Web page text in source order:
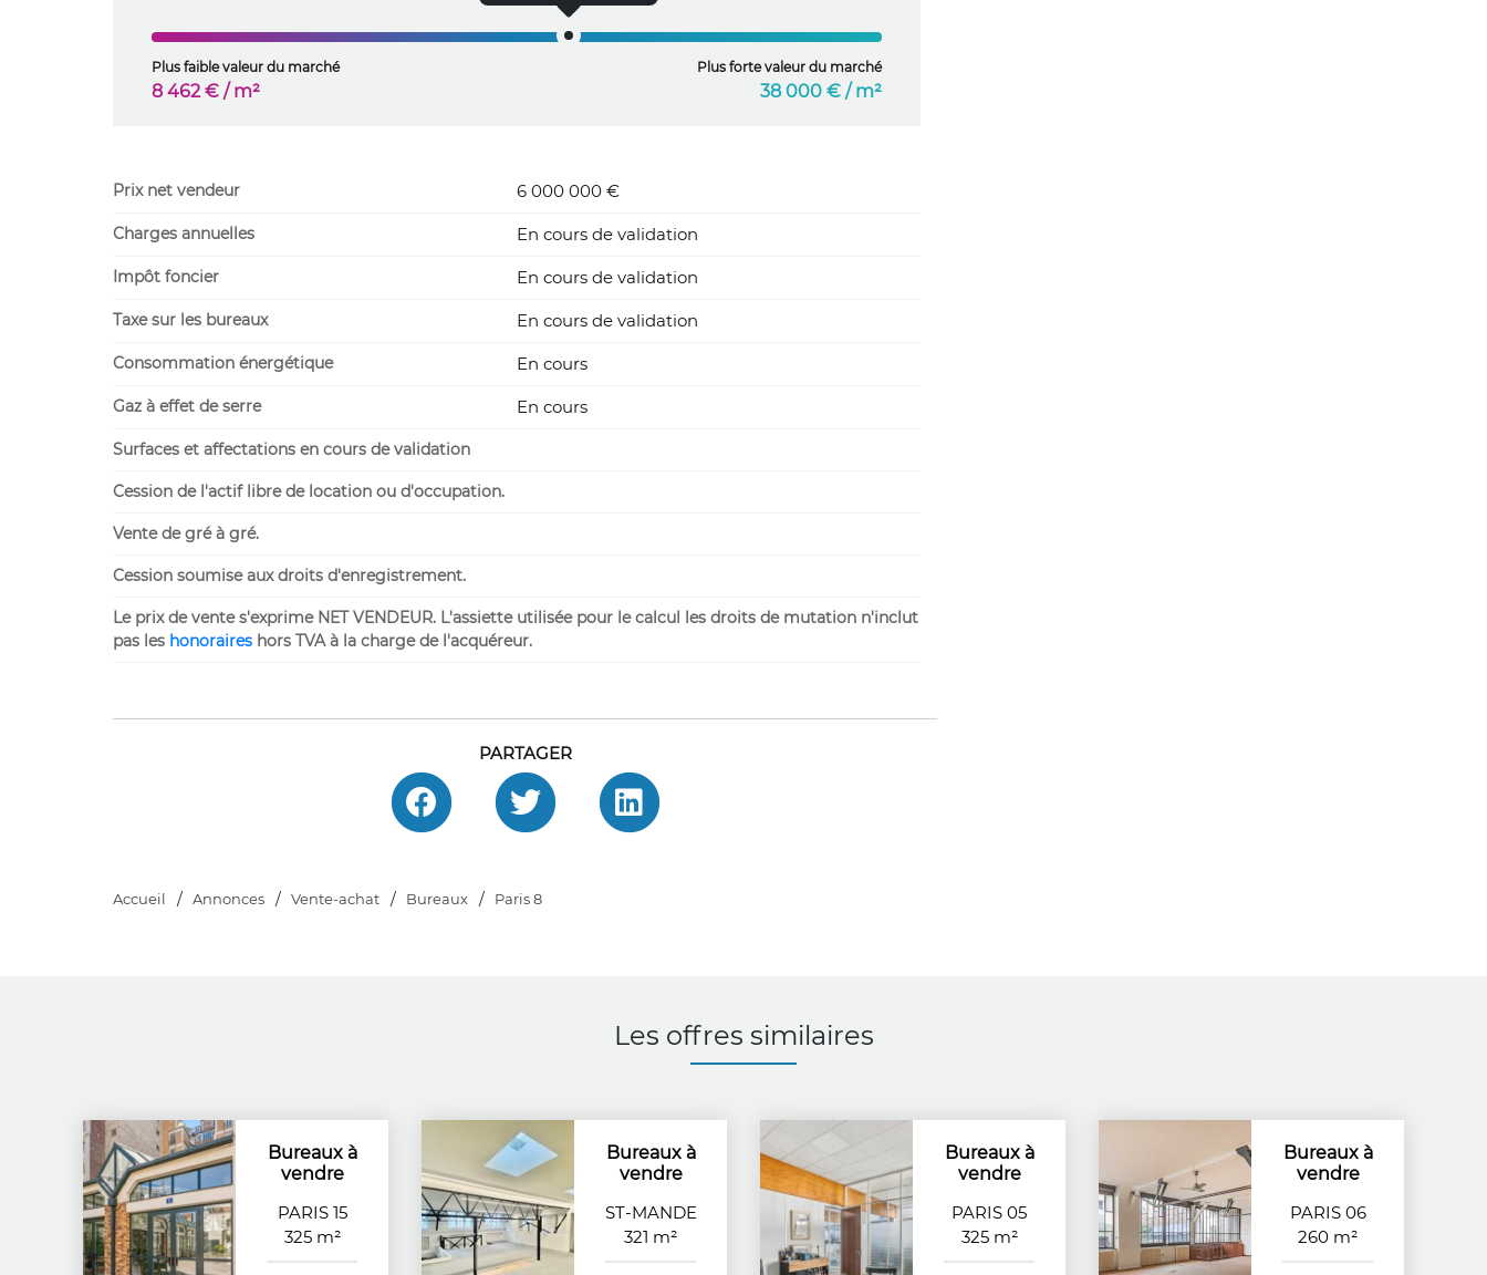
Accueil Annonces Vente-achat Bureaux Paris 8
Plus faible valeur du marché
8 462 € / m²
Plus forte valeur du marché
38 000 € / m²
Prix net vendeur 6 000 000 €
Charges annuelles En cours de validation
Impôt foncier En cours de validation
Taxe sur les bureaux En cours de validation
Consommation énergétique En cours
Gaz à effet de serre En cours
Surfaces et affectations en cours de validation
Cession de l'actif libre de location ou d'occupation.
Vente de gré à gré.
Cession soumise aux droits d'enregistrement.
Le prix de vente s'exprime NET VENDEUR. L'assiette utilisée pour le calcul les droits de mutation n'inclut
pas les honoraires hors TVA à la charge de l'acquéreur.
PARTAGER
Les offres similaires
Bureaux à
vendre
PARIS 15
325 m²
Bureaux à
vendre
ST-MANDE
321 m²
Bureaux à
vendre
PARIS 05
325 m²
Bureaux à
vendre
PARIS 06
260 m²